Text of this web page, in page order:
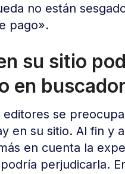
no están
pago».
su sitio
en
se
en su sitio. Al fin y
en cuenta la
perjudicarla.